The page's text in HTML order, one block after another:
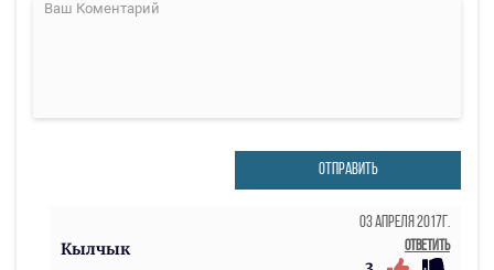
ОТПРАВИТЬ
Кылчык
03 Апреля 2017г.
Ответить